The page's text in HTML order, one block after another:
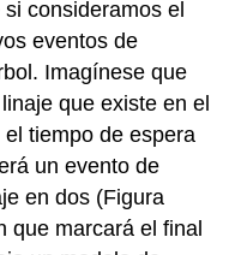
consideramos el
eventos de
Imagínese que
que existe en el
tiempo de espera
un evento de
en dos (Figura
que marcará el final